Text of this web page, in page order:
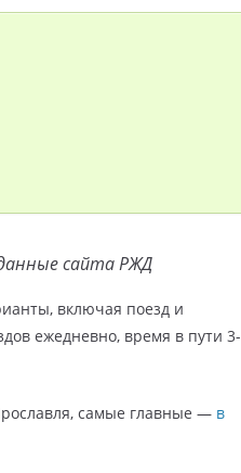
сайта РЖД
включая поезд и
ежедневно, время в пути 3-
самые главные — в